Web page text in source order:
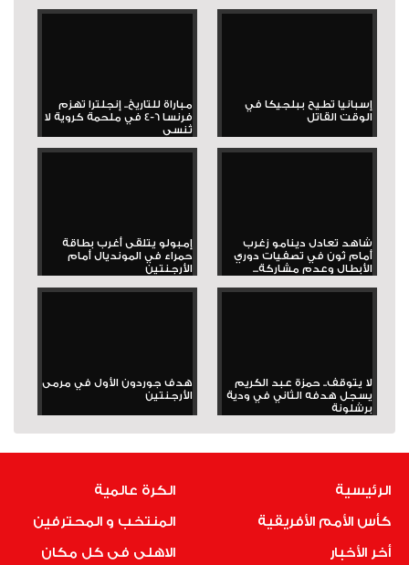
إسبانيا تطيح ببلجيكا في
الوقت القاتل
مباراة للتاريخ.. إنجلترا تهزم
فرنسا 6-4 في ملحمة كروية لا
تُنسى
شاهد تعادل دينامو زغرب
أمام ثون في تصفيات دوري
الأبطال وعدم مشاركة...
إمبولو يتلقى أغرب بطاقة
حمراء في المونديال أمام
الأرجنتين
لا يتوقف.. حمزة عبد الكريم
يسجل هدفه الثاني في ودية
برشلونة
هدف جوردون الأول في مرمى
الأرجنتين
الرئيسية
كأس الأمم الأفريقية
أخر الأخبار
الكرة عالمية
المنتخب و المحترفين
الاهلى فى كل مكان